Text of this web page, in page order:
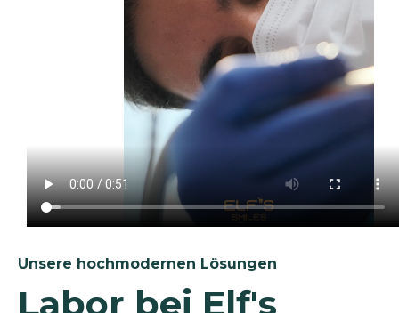
Unsere hochmodernen Lösungen
Labor bei Elf's